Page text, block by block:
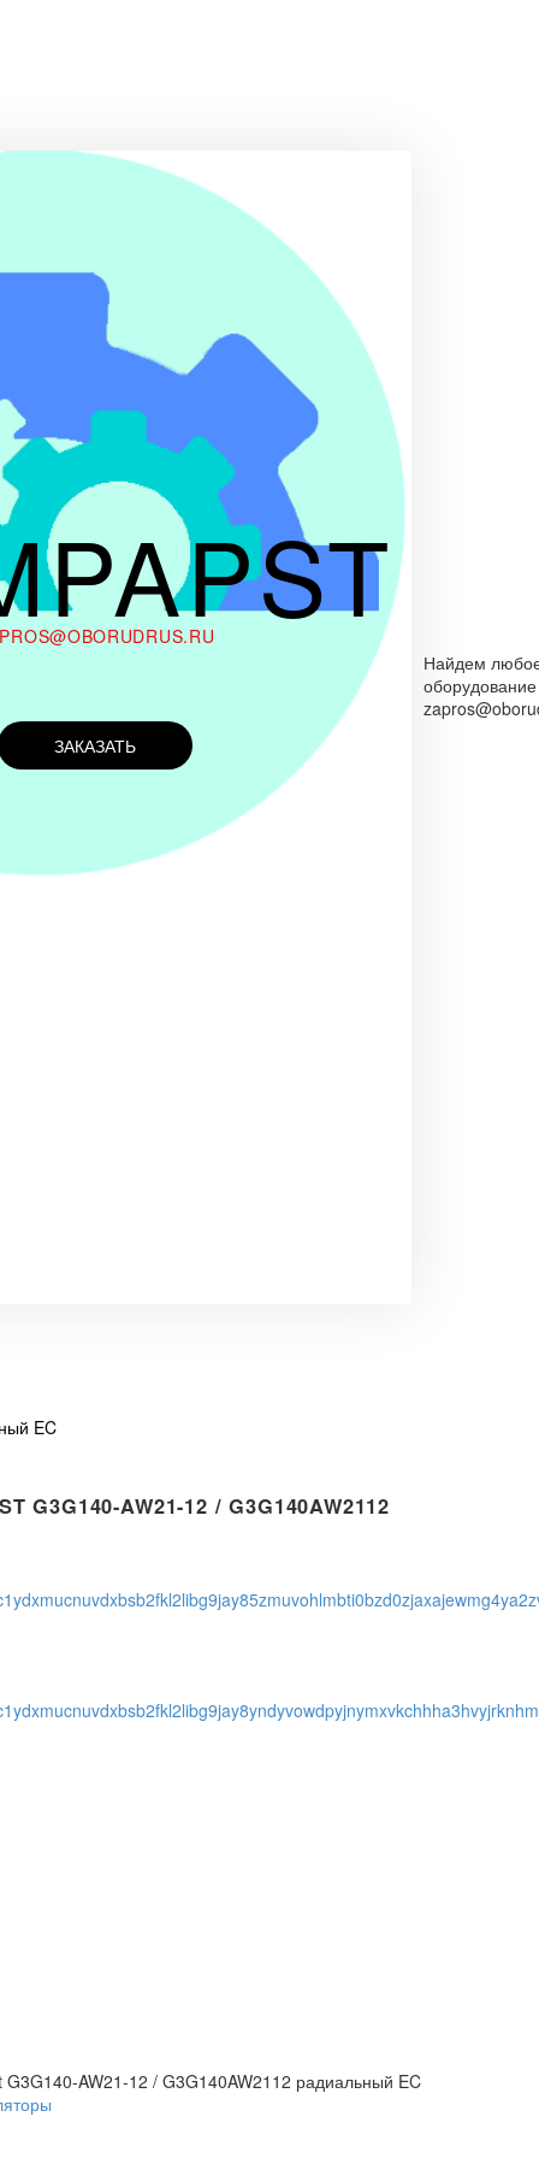
ЗАКАЗАТЬ
Найдем
оборудование
EC
G3G140-AW21-12 / G3G140AW2112
G3G140-AW21-12 / G3G140AW2112 радиальный EC